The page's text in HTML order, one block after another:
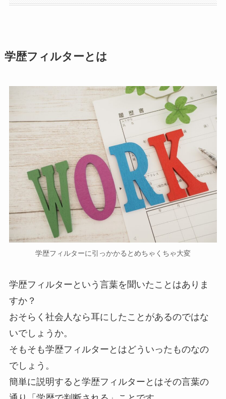
学歴フィルターとは
学歴フィルターに引っかかるとめちゃくちゃ大変
学歴フィルターという言葉を聞いたことはありま
すか？
おそらく社会人なら耳にしたことがあるのではな
いでしょうか。
そもそも学歴フィルターとはどういったものなの
でしょう。
簡単に説明すると学歴フィルターとはその言葉の